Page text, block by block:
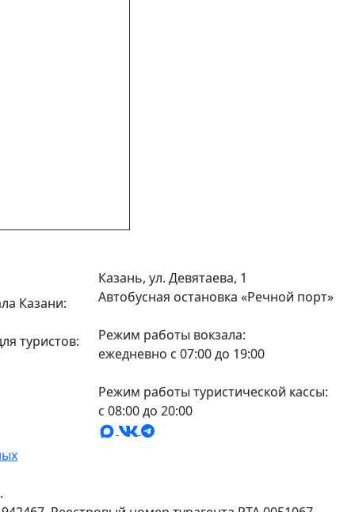
Казани:
туристов:
Казань, ул. Девятаева, 1
Автобусная остановка «Речной порт»
Режим работы вокзала:
ежедневно с 07:00 до 19:00
Режим работы туристической кассы:
с 08:00 до 20:00